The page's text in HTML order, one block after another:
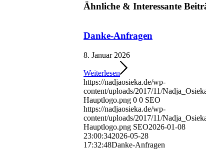
Ähnliche & Interessante
Danke-Anfragen
8. Januar 2026
Weiterlesen
https://nadjaosieka.de/wp-
content/uploads/2017/11/
Hauptlogo.png 0 0 SEO
https://nadjaosieka.de/wp-
content/uploads/2017/11/
Hauptlogo.png SEO2026-01-08
23:00:342026-05-28
17:32:48Danke-Anfragen